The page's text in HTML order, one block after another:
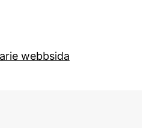
webbsida